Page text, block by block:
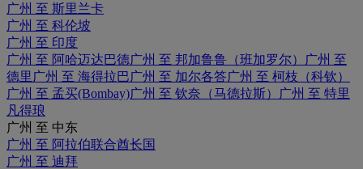
广州 至 斯里兰卡
广州 至 科伦坡
广州 至 印度
广州 至 阿哈迈达巴德广州 至 邦加鲁鲁（班加罗尔）
广州 至
德里 广州 至 海得拉巴广州 至 加尔各答广州 至 柯枝（科钦）
广州 至 孟买(Bombay)广州 至 钦奈（马德拉斯）
广州 至 特里
凡得琅
广州 至 中东
广州 至 阿拉伯联合酋长国
广州 至 迪拜